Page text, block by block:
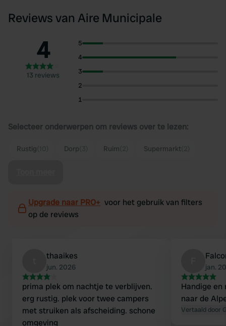
Reviews van Aire Municipale
4
13 reviews
5
4
3
2
1
Selecteer onderwerpen om reviews over te lezen:
Rustig Dorp Ruim Supermarkt
Upgrade naar PRO+ voor het gebruik van filters
op de reviews
thaaikes
jun. 2026
prima plek om nachtje te verblijven.
erg rustig. plek voor twee campers
met struiken als afscheiding. schone
omgeving
jan.
Handige
naar de
Vertaald door